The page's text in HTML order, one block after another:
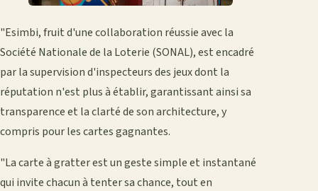
"Esimbi, fruit d'une collaboration réussie avec la
Société Nationale de la Loterie (SONAL), est encadré
par la supervision d'inspecteurs des jeux dont la
réputation n'est plus à établir, garantissant ainsi sa
transparence et la clarté de son architecture, y
compris pour les cartes gagnantes.
"La carte à gratter est un geste simple et instantané
qui invite chacun à tenter sa chance, tout en